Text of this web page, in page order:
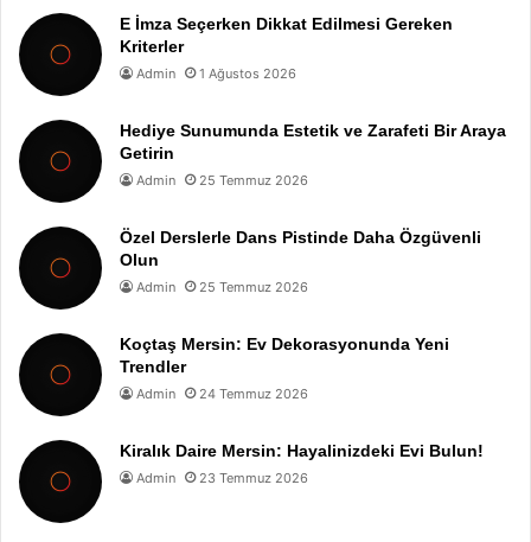
E İmza Seçerken Dikkat Edilmesi Gereken
Kriterler
Admin 1 Ağustos 2026
Hediye Sunumunda Estetik ve Zarafeti Bir Araya
Getirin
Admin 25 Temmuz 2026
Özel Derslerle Dans Pistinde Daha Özgüvenli
Olun
Admin 25 Temmuz 2026
Koçtaş Mersin: Ev Dekorasyonunda Yeni
Trendler
Admin 24 Temmuz 2026
Kiralık Daire Mersin: Hayalinizdeki Evi Bulun!
Admin 23 Temmuz 2026